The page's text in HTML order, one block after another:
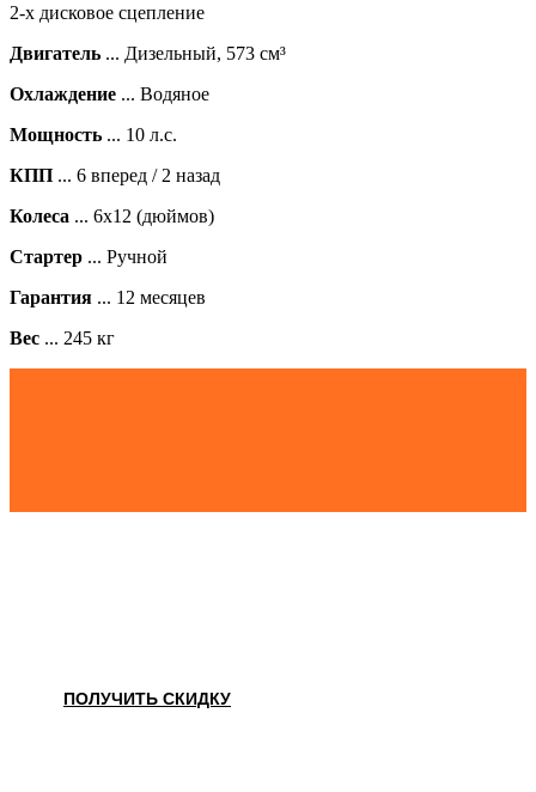
2-х дисковое сцепление
Двигатель ... Дизельный, 573 см³
Охлаждение ... Водяное
Мощность ... 10 л.с.
КПП ... 6 вперед / 2 назад
Колеса ... 6х12 (дюймов)
Стартер ... Ручной
Гарантия ... 12 месяцев
Вес ... 245 кг
ПОЛУЧИТЬ СКИДКУ